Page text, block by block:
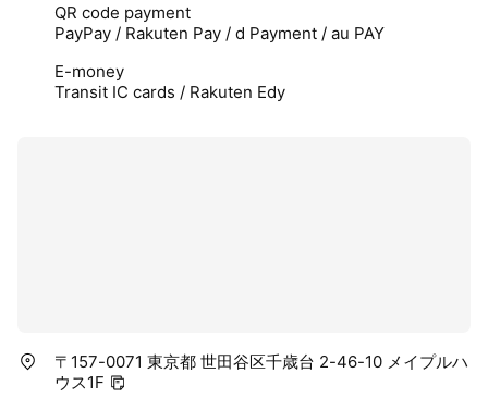
QR code payment
PayPay / Rakuten Pay / d Payment / au PAY
E-money
Transit IC cards / Rakuten Edy
〒157-0071 東京都 世田谷区千歳台 2-46-10 メイプルハ
ウス1F